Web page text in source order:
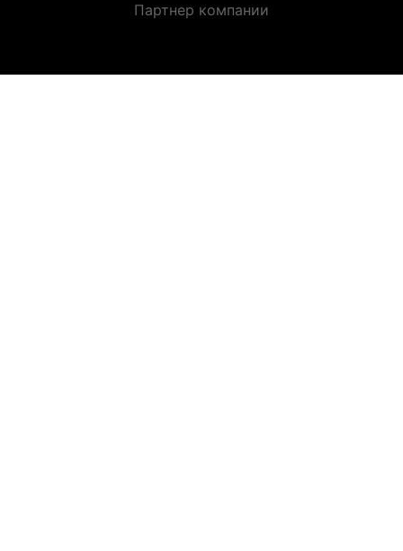
Партнер компании
ЗАКАЗАТЬ ЗВОНОК.